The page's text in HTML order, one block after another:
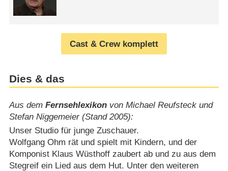
Cast & Crew komplett
Dies & das
Aus dem Fernsehlexikonvon Michael Reufsteck und
Stefan Niggemeier (Stand 2005):
Unser Studio für junge Zuschauer.
Wolfgang Ohm rät und spielt mit Kindern, und der
Komponist Klaus Wüsthoff zaubert ab und zu aus dem
Stegreif ein Lied aus dem Hut. Unter den weiteren